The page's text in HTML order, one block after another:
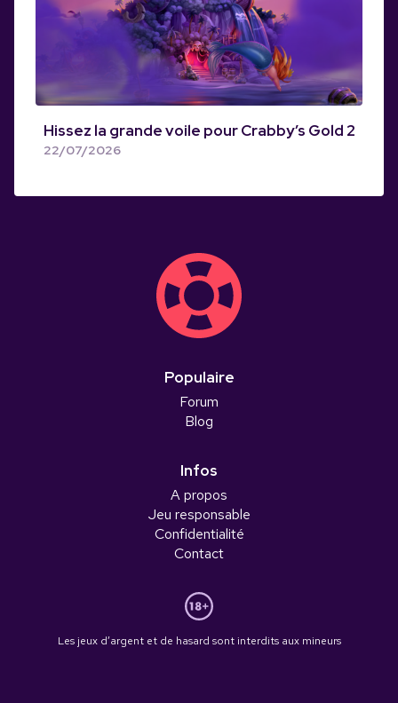
Hissez la grande voile pour Crabby’s Gold 2
22/07/2026
Populaire
Forum
Blog
Infos
A propos
Jeu responsable
Confidentialité
Contact
Les jeux d’argent et de hasard sont interdits aux mineurs